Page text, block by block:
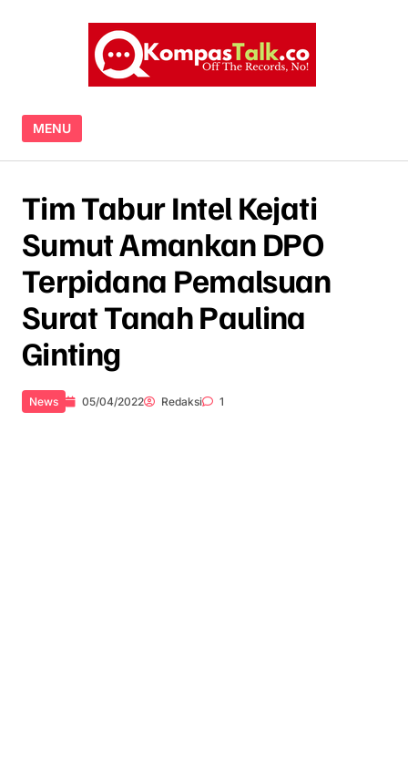
MENU
Tim Tabur Intel Kejati
Sumut Amankan DPO
Terpidana Pemalsuan
Surat Tanah Paulina
Ginting
News 05/04/2022 Redaksi 1